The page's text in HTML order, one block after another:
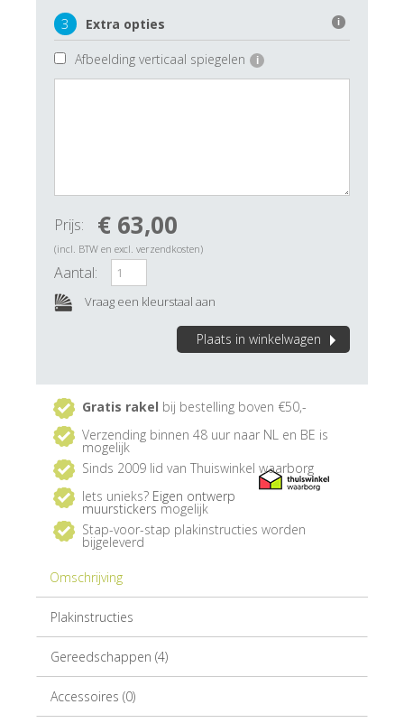
3 Extra opties i
Afbeelding verticaal spiegelen i
Plaats in winkelwagen
Prijs: € 63,00
(incl. BTW en excl. verzendkosten)
Aantal:
Vraag een kleurstaal aan
Gratis rakel bij bestelling boven €50,-
Verzending binnen 48 uur naar NL en BE is
mogelijk
Sinds 2009 lid van Thuiswinkel waarborg
Iets unieks? Eigen ontwerp
muurstickers mogelijk
Stap-voor-stap plakinstructies worden
bijgeleverd
Omschrijving
Plakinstructies
Gereedschappen (4)
Accessoires (0)